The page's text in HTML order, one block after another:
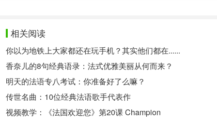
相关阅读
你以为地铁上大家都还在玩手机？其实他们都在......
香奈儿的8句经典语录：法式优雅美丽从何而来？
明天的法语专八考试：你准备好了么嘛？
传世名曲：10位经典法语歌手代表作
视频教学：《法国欢迎您》第20课 Champion